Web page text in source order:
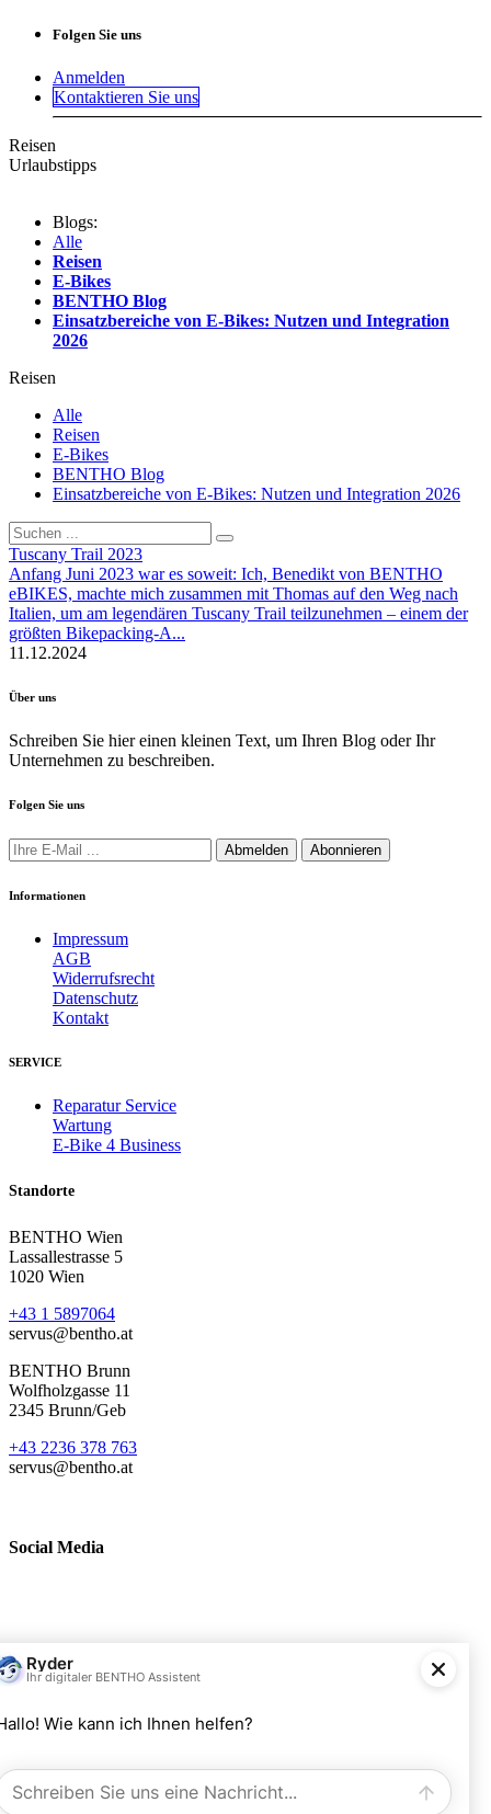
Folgen Sie uns
Anmelden
Kontaktieren Sie uns
Reisen
Urlaubstipps
Blogs:
Alle
Reisen
E-Bikes
BENTHO Blog
Einsatzbereiche von E-Bikes: Nutzen und Integration
2026
Reisen
Alle
Reisen
E-Bikes
BENTHO Blog
Einsatzbereiche von E-Bikes: Nutzen und Integration 2026
Tuscany Trail 2023
Anfang Juni 2023 war es soweit: Ich, Benedikt von BENTHO
eBIKES, machte mich zusammen mit Thomas auf den Weg nach
Italien, um am legendären Tuscany Trail teilzunehmen – einem der
größten Bikepacking-A...
11.12.2024
Über uns
Schreiben Sie hier einen kleinen Text, um Ihren Blog oder Ihr
Unternehmen zu beschreiben.
Folgen Sie uns
Abmelden Abonnieren
Informationen
Impressum
AGB
Widerrufsrecht
Datenschutz
Kontakt
SERVICE
Reparatur Service
Wartung
E-Bike 4 Business
Standorte
BENTHO Wien
Lassallestrasse 5
1020 Wien
+43 1 5897064
servus@bentho.at
BENTHO Brunn
Wolfholzgasse 11
2345 Brunn/Geb
+43 2236 378 763
servus@bentho.at
Social Media
BENTHO eMobility GmbH
Wolfholzgasse 11
+43 2236 378763
servus@bentho.at